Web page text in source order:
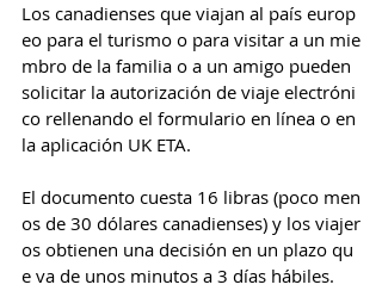
Los canadienses que viajan al país europ
eo para el turismo o para visitar a un mie
mbro de la familia o a un amigo pueden
solicitar la autorización de viaje electróni
co rellenando el formulario en línea o en
la aplicación UK ETA.
El documento cuesta 16 libras (poco men
os de 30 dólares canadienses) y los viajer
os obtienen una decisión en un plazo qu
e va de unos minutos a 3 días hábiles.